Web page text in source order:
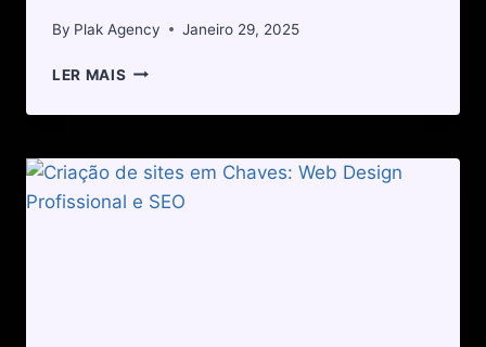
By Plak Agency Janeiro 29, 2025
LER MAIS